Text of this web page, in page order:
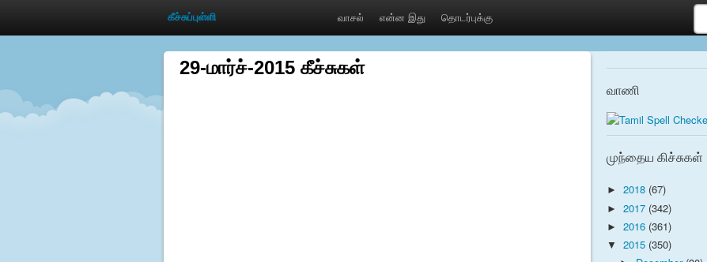
கீச்சுப்புள்ளி வாசல் என்ன இது தொடர்புக்கு
29-மார்ச்-2015 கீச்சுகள்
வாணி
முந்தைய கிச்சுகள்
► 2018 (67)
► 2017 (342)
► 2016 (361)
▼ 2015 (350)